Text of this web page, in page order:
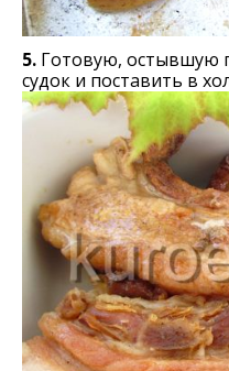
5. Готовую, остывшую
судок и поставить в